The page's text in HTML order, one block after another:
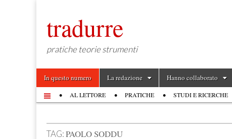
tradurre
pratiche teorie strumenti
Main menu
Skip to content
In questo numero La redazione Hanno collaborato
Sub menu
AL LETTORE PRATICHE STUDI E RICERCHE
TAG:PAOLO SODDU